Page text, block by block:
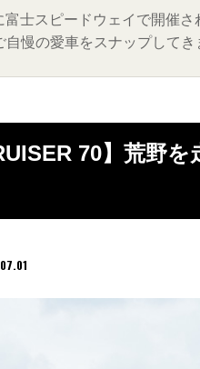
士スピードウェイで開催
慢の愛車をスナップしてき
70】荒野